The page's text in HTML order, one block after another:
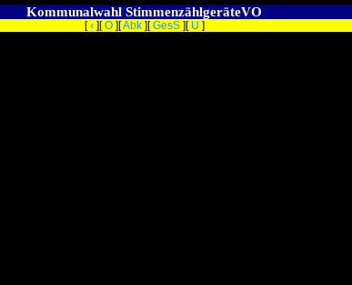
Kommunalwahl StimmenzählgeräteVO
[‹][O][Abk][GesS][ U ]